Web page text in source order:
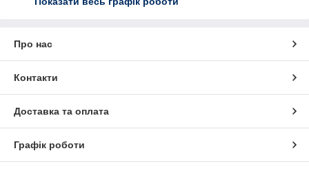
Про нас
Контакти
Доставка та оплата
Графік роботи